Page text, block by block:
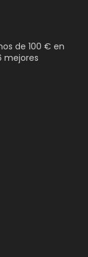
de 100 € en
mejores